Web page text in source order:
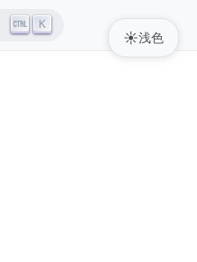
K
☀️浅色